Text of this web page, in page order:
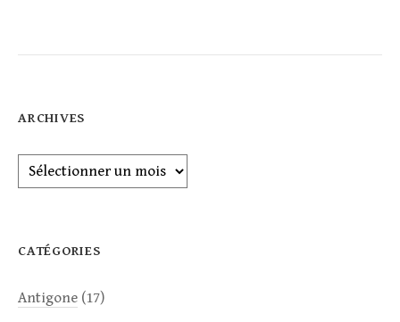
ARCHIVES
Archives
CATÉGORIES
Antigone (17)